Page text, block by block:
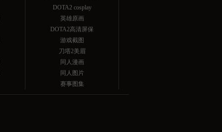
DOTA2 cosplay
英雄原画
DOTA2高清屏保
游戏截图
刀塔2美眉
同人漫画
同人图片
赛事图集